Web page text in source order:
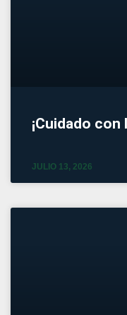
¡Cuidado con
JULIO 13, 2026